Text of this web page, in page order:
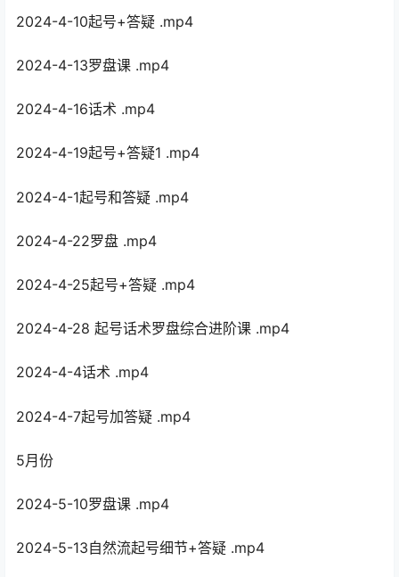
2024-4-10起号+答疑 .mp4
2024-4-13罗盘课 .mp4
2024-4-16话术 .mp4
2024-4-19起号+答疑1 .mp4
2024-4-1起号和答疑 .mp4
2024-4-22罗盘 .mp4
2024-4-25起号+答疑 .mp4
2024-4-28 起号话术罗盘综合进阶课 .mp4
2024-4-4话术 .mp4
2024-4-7起号加答疑 .mp4
5月份
2024-5-10罗盘课 .mp4
2024-5-13自然流起号细节+答疑 .mp4